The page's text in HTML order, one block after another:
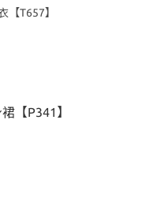
【T657】